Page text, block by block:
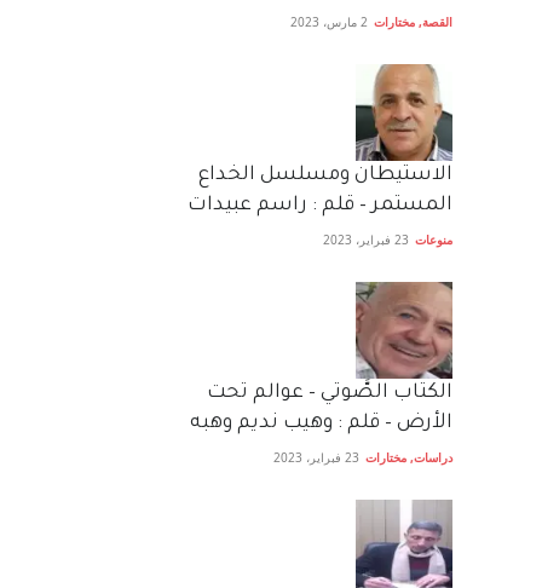
القصة, مختارات 2 مارس، 2023
الاستيطان ومسلسل الخداع
المستمر – قلم : راسم عبيدات
منوعات 23 فبراير، 2023
الكتاب الصَّوتي – عوالم تحت
الأرض – قلم : وهيب نديم وهبه
دراسات, مختارات 23 فبراير، 2023